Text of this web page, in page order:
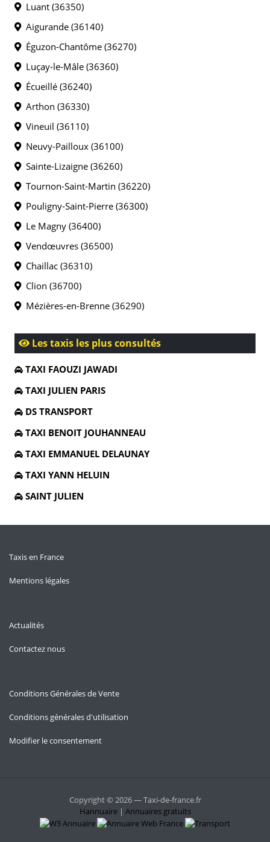
Luant (36350)
Aigurande (36140)
Éguzon-Chantôme (36270)
Luçay-le-Mâle (36360)
Écueillé (36240)
Arthon (36330)
Vineuil (36110)
Neuvy-Pailloux (36100)
Sainte-Lizaigne (36260)
Tournon-Saint-Martin (36220)
Pouligny-Saint-Pierre (36300)
Le Magny (36400)
Vendœuvres (36500)
Chaillac (36310)
Clion (36700)
Mézières-en-Brenne (36290)
Les taxis les plus consultés
TAXI FAOUZI JAWADI
TAXI JULIEN PARIS
DS TRANSPORT
TAXI BENOIT JOUHANNEAU
TAXI EMMANUEL DELAUNAY
TAXI YANN HELUIN
SAINT JULIEN
Taxis en France
Mentions légales
Actualités
Contactez nous
Conditions Générales de Vente
Conditions générales d'utilisation
Modifier le consentement
Copyright © 2026 — Taxi-de-france.fr
Hannuaire| Annuaires gratuits